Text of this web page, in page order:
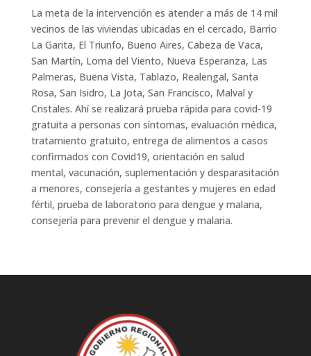
La meta de la intervención es atender a más de 14 mil
vecinos de las viviendas ubicadas en el cercado, Barrio
La Garita, El Triunfo, Bueno Aires, Cabeza de Vaca,
San Martín, Loma del Viento, Nueva Esperanza, Las
Palmeras, Buena Vista, Tablazo, Realengal, Santa
Rosa, San Isidro, La Jota, San Francisco, Malval y
Cristales. Ahí se realizará prueba rápida para covid-19
gratuita a personas con síntomas, evaluación médica,
tratamiento gratuito, entrega de alimentos a casos
confirmados con Covid19, orientación en salud
mental, vacunación, suplementación y desparasitación
a menores, consejería a gestantes y mujeres en edad
fértil, prueba de laboratorio para dengue y malaria,
consejería para prevenir el dengue y malaria.